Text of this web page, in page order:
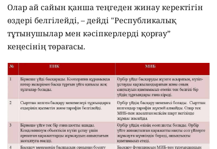
Олар ай сайын қанша теңгеден жинау керектігін
өздері белгілейді, – дейді "Республикалық
тұтынушылар мен кәсіпкерлерді қорғау”
кеңесінің төрағасы.